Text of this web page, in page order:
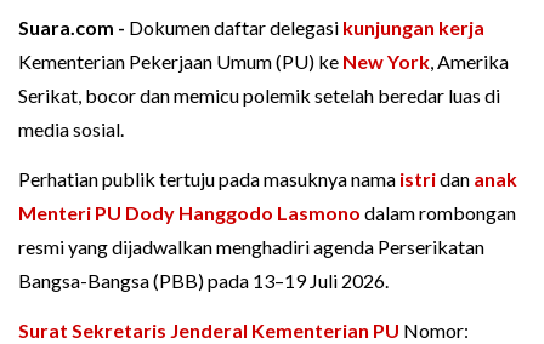
Suara.com - Dokumen daftar delegasi kunjungan kerja
Kementerian Pekerjaan Umum (PU) ke New York, Amerika
Serikat, bocor dan memicu polemik setelah beredar luas di
media sosial.
Perhatian publik tertuju pada masuknya nama istridan anak
Menteri PU Dody Hanggodo Lasmono dalam rombongan
resmi yang dijadwalkan menghadiri agenda Perserikatan
Bangsa-Bangsa (PBB) pada 13–19 Juli 2026.
Surat Sekretaris Jenderal Kementerian PU Nomor: